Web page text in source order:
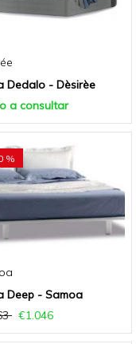
Dedalo - Dèsirèe
a consultar
%
Deep - Samoa
€1.046